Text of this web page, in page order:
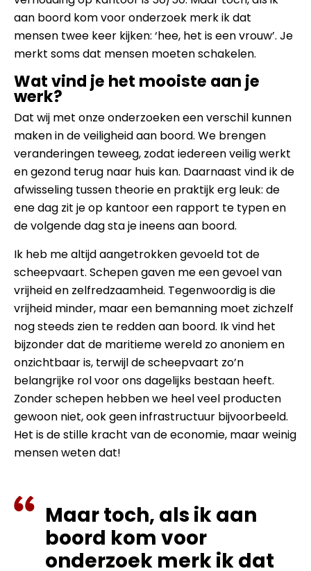
aan boord kom voor onderzoek merk ik dat
mensen twee keer kijken: ‘hee, het is een vrouw’. Je
merkt soms dat mensen moeten schakelen.
Wat vind je het mooiste aan je
werk?
Dat wij met onze onderzoeken een verschil kunnen
maken in de veiligheid aan boord. We brengen
veranderingen teweeg, zodat iedereen veilig werkt
en gezond terug naar huis kan. Daarnaast vind ik de
afwisseling tussen theorie en praktijk erg leuk: de
ene dag zit je op kantoor een rapport te typen en
de volgende dag sta je ineens aan boord.
Ik heb me altijd aangetrokken gevoeld tot de
scheepvaart. Schepen gaven me een gevoel van
vrijheid en zelfredzaamheid. Tegenwoordig is die
vrijheid minder, maar een bemanning moet zichzelf
nog steeds zien te redden aan boord. Ik vind het
bijzonder dat de maritieme wereld zo anoniem en
onzichtbaar is, terwijl de scheepvaart zo’n
belangrijke rol voor ons dagelijks bestaan heeft.
Zonder schepen hebben we heel veel producten
gewoon niet, ook geen infrastructuur bijvoorbeeld.
Het is de stille kracht van de economie, maar weinig
mensen weten dat!
Maar toch, als ik aan
boord kom voor
onderzoek merk ik dat